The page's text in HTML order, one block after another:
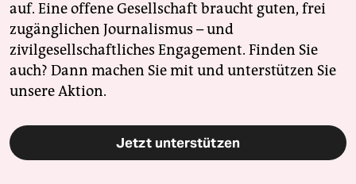
auf. Eine offene Gesellschaft braucht guten, frei
zugänglichen Journalismus – und
zivilgesellschaftliches Engagement. Finden Sie
auch? Dann machen Sie mit und unterstützen Sie
unsere Aktion.
Jetzt unterstützen